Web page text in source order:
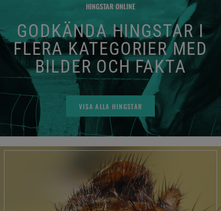
HINGSTAR ONLINE
GODKÄNDA HINGSTAR I
FLERA KATEGORIER MED
BILDER OCH FAKTA
VISA ALLA HINGSTAR